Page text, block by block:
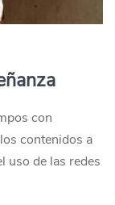
con
contenidos a
uso de las redes